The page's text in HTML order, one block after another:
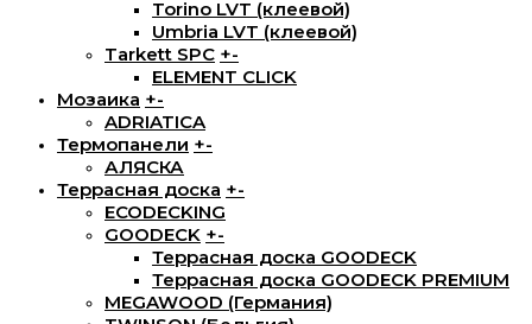
Torino LVT (клеевой)
Umbria LVT (клеевой)
Tarkett SPC +-
ELEMENT CLICK
Мозаика +-
ADRIATICA
Термопанели +-
АЛЯСКА
Террасная доска +-
ECODECKING
GOODECK +-
Террасная доска GOODECK
Террасная доска GOODECK PREMIUM
MEGAWOOD (Германия)